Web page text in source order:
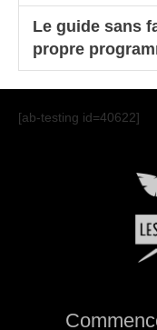
Le guide sans
propre
[ab-testing id=40622]